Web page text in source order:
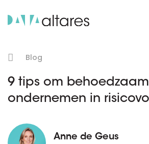
Blog
9 tips om
ondernemen in
Anne de Geus